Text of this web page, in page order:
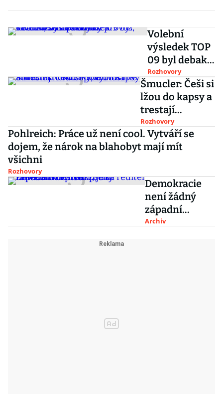
Volební
výsledek TOP
09 byl debakl,
straně chybí
každodenní
politický
provoz, říká
Miroslav
Kalousek
Rozhovory
Šmucler: Češi si
lžou do kapsy a
trestají
chudáky,
vytváříme
komunistickou
Rozhovory
Pohlreich: Práce už není cool. Vytváří se
dojem, že nárok na blahobyt mají mít
všichni
Rozhovory
Demokracie
není žádný
západní
konstrukt, je
Archiv